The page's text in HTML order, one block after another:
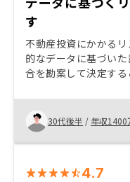
す
不動産投資にかかる
的なデータに基づい
合を勘案して決定す
どリスク許容度に応
た。
30代後半 / 年収1400
4.7